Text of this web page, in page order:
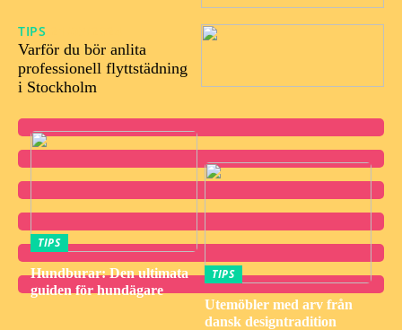
TIPS
Varför du bör anlita
professionell flyttstädning
i Stockholm
TIPS
Hundburar: Den ultimata
guiden för hundägare
TIPS
Utemöbler med arv från
dansk designtradition